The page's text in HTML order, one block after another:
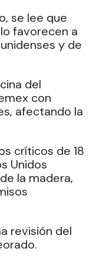
se lee que
favorecen a
y de
del
con
afectando la
críticos de 18
Unidos
la madera,
revisión del